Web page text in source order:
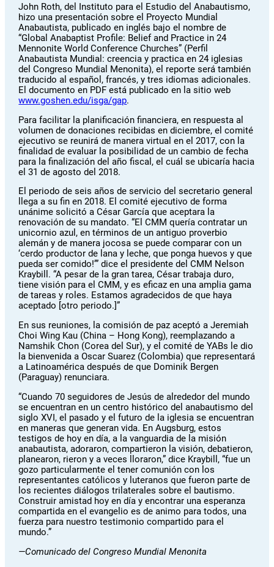
John Roth, del Instituto para el Estudio del Anabautismo,
hizo una presentación sobre el Proyecto Mundial
Anabautista, publicado en inglés bajo el nombre de
“Global Anabaptist Profile: Belief and Practice in 24
Mennonite World Conference Churches” (Perfil
Anabautista Mundial: creencia y practica en 24 iglesias
del Congreso Mundial Menonita), el reporte será también
traducido al español, francés, y tres idiomas adicionales.
El documento en PDF está publicado en la sitio web
www.goshen.edu/isga/gap.
Para facilitar la planificación financiera, en respuesta al
volumen de donaciones recibidas en diciembre, el comité
ejecutivo se reunirá de manera virtual en el 2017, con la
finalidad de evaluar la posibilidad de un cambio de fecha
para la finalización del año fiscal, el cuál se ubicaría hacia
el 31 de agosto del 2018.
El periodo de seis años de servicio del secretario general
llega a su fin en 2018. El comité ejecutivo de forma
unánime solicitó a César García que aceptara la
renovación de su mandato. “El CMM quería contratar un
unicornio azul, en términos de un antiguo proverbio
alemán y de manera jocosa se puede comparar con un
‘cerdo productor de lana y leche, que ponga huevos y que
pueda ser comido!’” dice el presidente del CMM Nelson
Kraybill. “A pesar de la gran tarea, César trabaja duro,
tiene visión para el CMM, y es eficaz en una amplia gama
de tareas y roles. Estamos agradecidos de que haya
aceptado [otro periodo.]”
En sus reuniones, la comisión de paz aceptó a Jeremiah
Choi Wing Kau (China – Hong Kong), reemplazando a
Namshik Chon (Corea del Sur), y el comité de YABs le dio
la bienvenida a Oscar Suarez (Colombia) que representará
a Latinoamérica después de que Dominik Bergen
(Paraguay) renunciara.
“Cuando 70 seguidores de Jesús de alrededor del mundo
se encuentran en un centro histórico del anabautismo del
siglo XVI, el pasado y el futuro de la iglesia se encuentran
en maneras que generan vida. En Augsburg, estos
testigos de hoy en día, a la vanguardia de la misión
anabautista, adoraron, compartieron la visión, debatieron,
planearon, rieron y a veces lloraron,” dice Kraybill, “fue un
gozo particularmente el tener comunión con los
representantes católicos y luteranos que fueron parte de
los recientes diálogos trilaterales sobre el bautismo.
Construir amistad hoy en día y encontrar una esperanza
compartida en el evangelio es de animo para todos, una
fuerza para nuestro testimonio compartido para el
mundo.”
—Comunicado del Congreso Mundial Menonita